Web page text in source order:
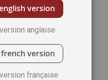
version
anglaise
version
française